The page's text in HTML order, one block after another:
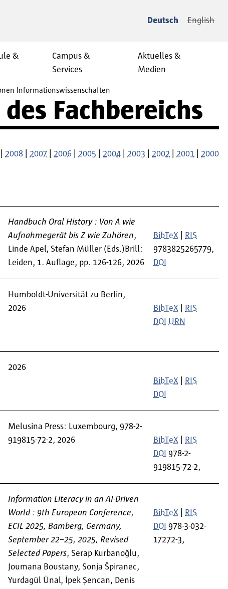
Deutsch English
&
Campus &
Services
Aktuelles &
Medien
Informationswissenschaften
Fachbereichs
2008 2007 2006 2005 2004 2003 2002 2001
2000
Handbuch Oral History : Von A wie
Aufnahmegerät bis Z wie Zuhören,
Linde Apel, Stefan Müller (Eds.)Brill:
Leiden, 1. Auflage, pp. 126-126, 2026
BibTeX
RIS
9783825265779,
DOI
Humboldt-Universität zu Berlin,
2026
BibTeX
RIS
DOI URN
2026
BibTeX
RIS
DOI
Melusina Press: Luxembourg, 978-2-
919815-72-2, 2026
BibTeX
RIS
DOI 978-2-
919815-72-2,
Information Literacy in an AI-Driven
World : 9th European Conference,
ECIL 2025, Bamberg, Germany,
September 22–25, 2025, Revised
Selected Papers, Serap Kurbanoğlu,
Joumana Boustany, Sonja Špiranec,
Yurdagül Ünal, İpek Şencan, Denis
BibTeX
RIS
DOI 978-3-032-
17272-3,